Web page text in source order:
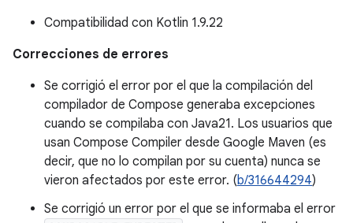
Compatibilidad con Kotlin 1.9.22
Correcciones de errores
Se corrigió el error por el que la compilación del
compilador de Compose generaba excepciones
cuando se compilaba con Java21. Los usuarios que
usan Compose Compiler desde Google Maven (es
decir, que no lo compilan por su cuenta) nunca se
vieron afectados por este error. (b/316644294)
Se corrigió un error por el que se informaba el error